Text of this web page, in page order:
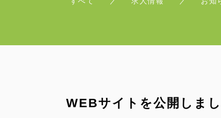
WEBサイトを公開しま